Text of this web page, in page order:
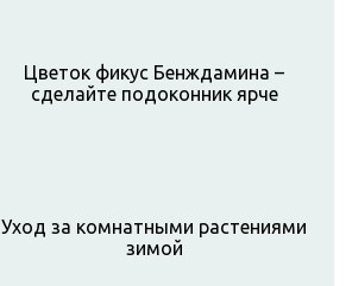
Цветок фикус Бенждамина –
сделайте подоконник ярче
Уход за комнатными растениями
зимой